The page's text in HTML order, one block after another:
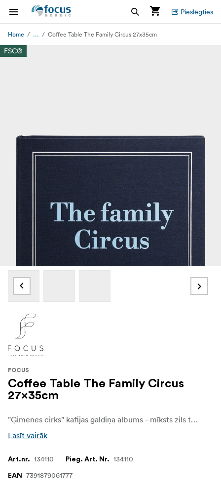
Pieslēgties
Home ... Coffee Table The Family Circus 27x35cm
FSC®
FOCUS
Coffee Table The Family Circus
27x35cm
"Ģimenes cirks" kafijas galdiņa albums - mīksts zils tekstila vāks ar jautru tekstu "Ģimenes cirks (mīlestība, smiekli un mazi nekārtības)". Rotaļīgs un vienlaikus elegants fotoalbums, kas cildina ģimenes dzīvi visos tās skaisti nekārtīgajos brīžos.
Lasīt vairāk
Art.nr. 134110 Pieg. Art. Nr. 134110
EAN 7391879061777